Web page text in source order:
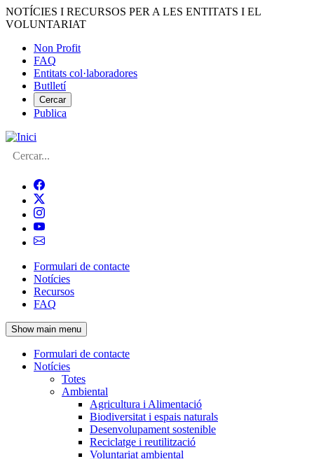
Vés
al
NOTÍCIES I RECURSOS PER A LES ENTITATS I EL
VOLUNTARIAT
Menú
del
compte
d'usuari
Non Profit
FAQ
Entitats col·laboradores
Butlletí
Cercar
Publica
Cerca
Navegació
principal
de
l'encapçalament
Formulari de contacte
Notícies
Recursos
FAQ
Show main menu
Navegació
principal
Formulari de contacte
Notícies
Totes
Ambiental
Agricultura i Alimentació
Biodiversitat i espais naturals
Desenvolupament sostenible
Reciclatge i reutilització
Voluntariat ambiental